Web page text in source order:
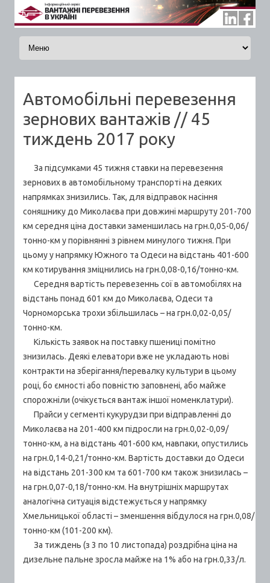
Skip to content
Автомобільні перевезення
зернових вантажів // 45
тиждень 2017 року
За підсумками 45 тижня ставки на перевезення
зернових в автомобільному транспорті на деяких
напрямках знизились. Так, для відправок насіння
соняшнику до Миколаєва при довжині маршруту 201-700
км середня ціна доставки заменшилась на грн.0,05-0,06/
тонно-км у порівнянні з рівнем минулого тижня. При
цьому у напрямку Южного та Одеси на відстань 401-600
км котирування зміцнились на грн.0,08-0,16/тонно-км.
Середня вартість перевезеннь сої в автомобілях на
відстань понад 601 км до Миколаєва, Одеси та
Чорноморська трохи збільшилась – на грн.0,02-0,05/
тонно-км.
Кількість заявок на поставку пшениці помітно
знизилась. Деякі елеватори вже не укладають нові
контракти на зберігання/перевалку культури в цьому
році, бо ємності або повністю заповнені, або майже
спорожніли (очікується вантаж іншої номенклатури).
Прайси у сегменті кукурудзи при відправленні до
Миколаєва на 201-400 км підросли на грн.0,02-0,09/
тонно-км, а на відстань 401-600 км, навпаки, опустились
на грн.0,14-0,21/тонно-км. Вартість доставки до Одеси
на відстань 201-300 км та 601-700 км також знизилась –
на грн.0,07-0,18/тонно-км. На внутрішніх маршрутах
аналогічна ситуація відстежується у напрямку
Хмельницької області – зменшення вібдулося на грн.0,08/
тонно-км (101-200 км).
За тиждень (з 3 по 10 листопада) роздрібна ціна на
дизельне пальне зросла майже на 1% або на грн.0,33/л.